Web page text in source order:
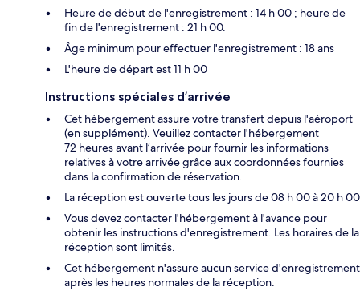
Heure de début de l'enregistrement : 14 h 00 ; heure de
fin de l'enregistrement : 21 h 00.
Âge minimum pour effectuer l'enregistrement : 18 ans
L'heure de départ est 11 h 00
Instructions spéciales d’arrivée
Cet hébergement assure votre transfert depuis l'aéroport
(en supplément). Veuillez contacter l'hébergement
72 heures avant l’arrivée pour fournir les informations
relatives à votre arrivée grâce aux coordonnées fournies
dans la confirmation de réservation.
La réception est ouverte tous les jours de 08 h 00 à 20 h 00
Vous devez contacter l'hébergement à l'avance pour
obtenir les instructions d'enregistrement. Les horaires de la
réception sont limités.
Cet hébergement n'assure aucun service d'enregistrement
après les heures normales de la réception.